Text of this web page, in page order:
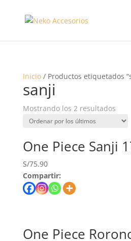
Inicio/ Productos etiquetados
sanji
Mostrando los 2 resultados
One Piece Sanji
S/75.90
Compartir:
One Piece